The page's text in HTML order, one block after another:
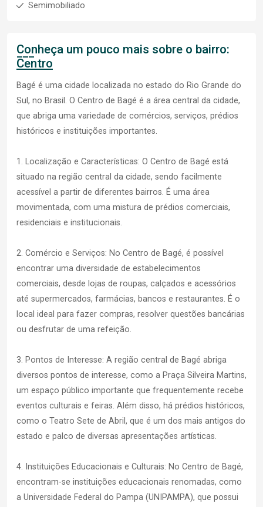
Semimobiliado
Conheça um pouco mais sobre o bairro:
Centro
Bagé é uma cidade localizada no estado do Rio Grande do
Sul, no Brasil. O Centro de Bagé é a área central da cidade,
que abriga uma variedade de comércios, serviços, prédios
históricos e instituições importantes.
1. Localização e Características: O Centro de Bagé está
situado na região central da cidade, sendo facilmente
acessível a partir de diferentes bairros. É uma área
movimentada, com uma mistura de prédios comerciais,
residenciais e institucionais.
2. Comércio e Serviços: No Centro de Bagé, é possível
encontrar uma diversidade de estabelecimentos
comerciais, desde lojas de roupas, calçados e acessórios
até supermercados, farmácias, bancos e restaurantes. É o
local ideal para fazer compras, resolver questões bancárias
ou desfrutar de uma refeição.
3. Pontos de Interesse: A região central de Bagé abriga
diversos pontos de interesse, como a Praça Silveira Martins,
um espaço público importante que frequentemente recebe
eventos culturais e feiras. Além disso, há prédios históricos,
como o Teatro Sete de Abril, que é um dos mais antigos do
estado e palco de diversas apresentações artísticas.
4. Instituições Educacionais e Culturais: No Centro de Bagé,
encontram-se instituições educacionais renomadas, como
a Universidade Federal do Pampa (UNIPAMPA), que possui